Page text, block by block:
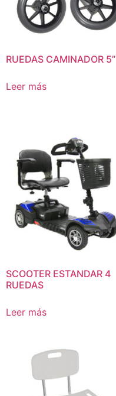
RUEDAS CAMINADOR 5”
Leer más
SCOOTER ESTANDAR 4
RUEDAS
Leer más